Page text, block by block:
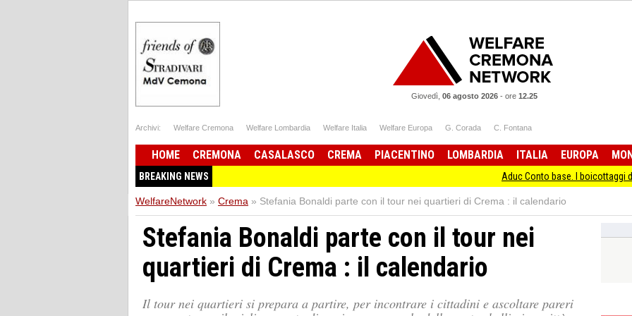
Giovedì, 06 agosto 2026- ore 12.25
Archivi: Welfare Cremona Welfare Lombardia Welfare Italia Welfare Europa G. Corada C. Fontana
HOME CREMONA CASALASCO CREMA PIACENTINO LOMBARDIA ITALIA EUROPA
BREAKING NEWS Aduc Conto base. I boicottaggi delle banche
WelfareNetwork » Crema » Stefania Bonaldi parte con il tour nei quartieri di Crema : il calendario
Stefania Bonaldi parte con il tour nei
quartieri di Crema : il calendario
Il tour nei quartieri si prepara a partire, per incontrare i cittadini e ascoltare pareri